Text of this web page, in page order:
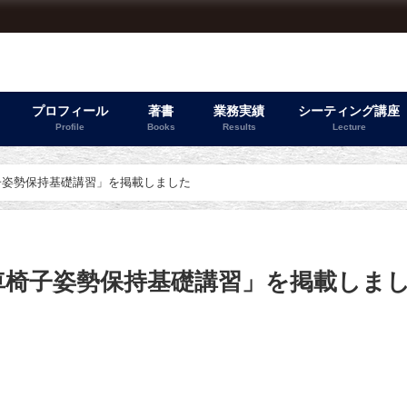
プロフィール
Profile
著書
Books
業務実績
Results
シーティング講座
Lecture
勢保持基礎講習」を掲載しました
子姿勢保持基礎講習」を掲載しま